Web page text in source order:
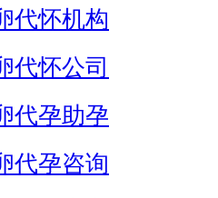
代怀机构
代怀公司
代孕助孕
代孕咨询